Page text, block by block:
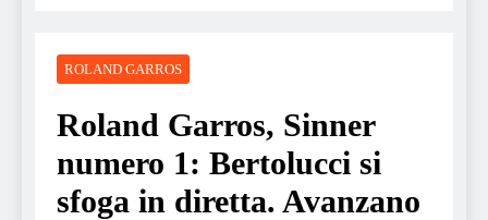
ROLAND GARROS
Roland Garros, Sinner
numero 1: Bertolucci si
sfoga in diretta. Avanzano